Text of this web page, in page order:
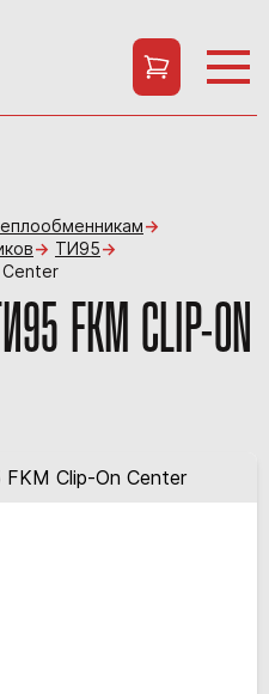
ТИ95
Center
FKM CLIP-ON